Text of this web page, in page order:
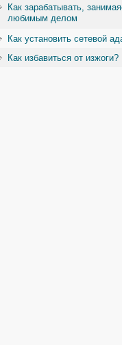
Как зарабатывать,
любимым делом
Как установить сетевой
Как избавиться от изжоги?